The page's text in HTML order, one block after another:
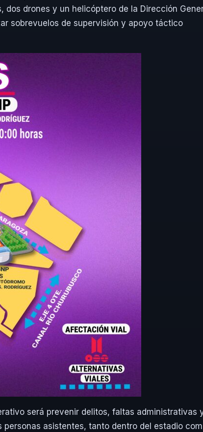
drones y un helicóptero de la Dirección
sobrevuelos de supervisión y apoyo táctico
será prevenir delitos, faltas administrativas
asistentes, tanto dentro del estadio